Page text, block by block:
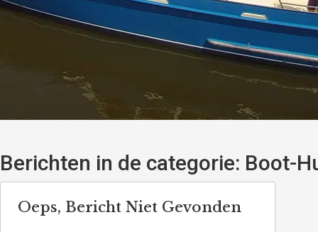
Berichten in de categorie: Boot-
Oeps, Bericht Niet Gevonden